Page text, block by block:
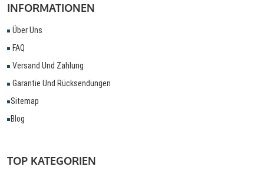
INFORMATIONEN
Über Uns
FAQ
Versand Und Zahlung
Garantie Und Rücksendungen
Sitemap
Blog
TOP KATEGORIEN